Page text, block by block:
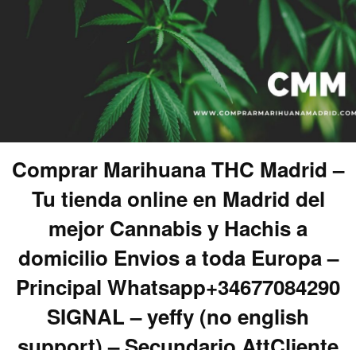
Comprar Marihuana THC Madrid –
Tu tienda online en Madrid del
mejor Cannabis y Hachis a
domicilio Envios a toda Europa –
Principal Whatsapp+34677084290
SIGNAL – yeffy (no english